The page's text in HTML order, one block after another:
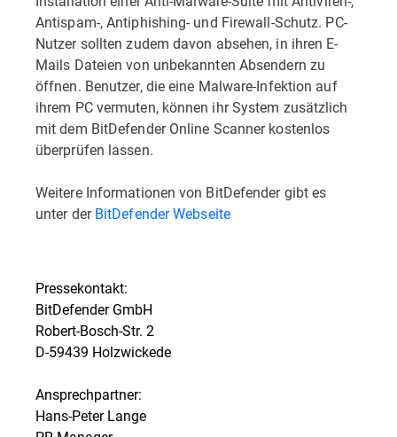
Antispam-, Antiphishing- und Firewall-Schutz. PC-
Nutzer sollten zudem davon absehen, in ihren E-
Mails Dateien von unbekannten Absendern zu
öffnen. Benutzer, die eine Malware-Infektion auf
ihrem PC vermuten, können ihr System zusätzlich
mit dem BitDefender Online Scanner kostenlos
überprüfen lassen.
Weitere Informationen von BitDefender gibt es
unter derBitDefender Webseite
Pressekontakt:
BitDefender GmbH
Robert-Bosch-Str. 2
D-59439 Holzwickede
Ansprechpartner:
Hans-Peter Lange